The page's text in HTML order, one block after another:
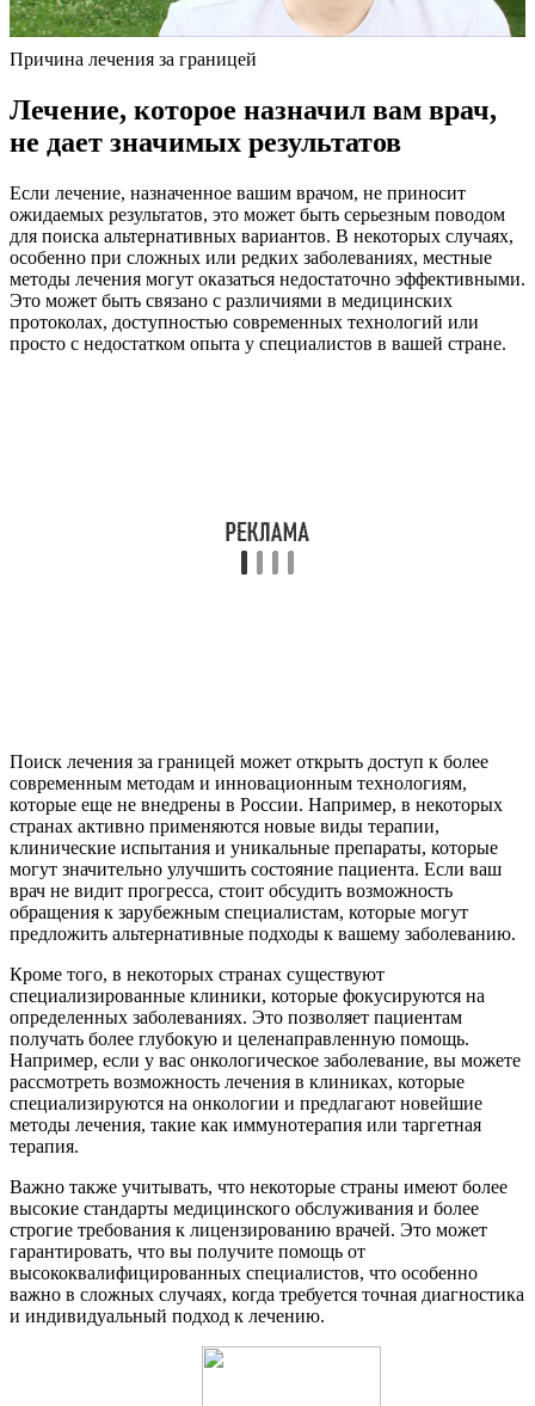
Причина лечения за границей
Лечение, которое назначил вам врач,
не дает значимых результатов
Если лечение, назначенное вашим врачом, не приносит
ожидаемых результатов, это может быть серьезным поводом
для поиска альтернативных вариантов. В некоторых случаях,
особенно при сложных или редких заболеваниях, местные
методы лечения могут оказаться недостаточно эффективными.
Это может быть связано с различиями в медицинских
протоколах, доступностью современных технологий или
просто с недостатком опыта у специалистов в вашей стране.
Поиск лечения за границей может открыть доступ к более
современным методам и инновационным технологиям,
которые еще не внедрены в России. Например, в некоторых
странах активно применяются новые виды терапии,
клинические испытания и уникальные препараты, которые
могут значительно улучшить состояние пациента. Если ваш
врач не видит прогресса, стоит обсудить возможность
обращения к зарубежным специалистам, которые могут
предложить альтернативные подходы к вашему заболеванию.
Кроме того, в некоторых странах существуют
специализированные клиники, которые фокусируются на
определенных заболеваниях. Это позволяет пациентам
получать более глубокую и целенаправленную помощь.
Например, если у вас онкологическое заболевание, вы можете
рассмотреть возможность лечения в клиниках, которые
специализируются на онкологии и предлагают новейшие
методы лечения, такие как иммунотерапия или таргетная
терапия.
Важно также учитывать, что некоторые страны имеют более
высокие стандарты медицинского обслуживания и более
строгие требования к лицензированию врачей. Это может
гарантировать, что вы получите помощь от
высококвалифицированных специалистов, что особенно
важно в сложных случаях, когда требуется точная диагностика
и индивидуальный подход к лечению.